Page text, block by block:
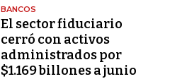
BANCOS
El sector fiduciario
cerró con activos
administrados por
$1.169 billones a junio